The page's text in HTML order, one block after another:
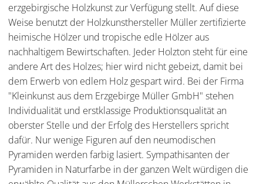
erzgebirgische Holzkunst zur Verfügung stellt. Auf diese
Weise benutzt der Holzkunsthersteller Müller zertifizierte
heimische Hölzer und tropische edle Hölzer aus
nachhaltigem Bewirtschaften. Jeder Holzton steht für eine
andere Art des Holzes; hier wird nicht gebeizt, damit bei
dem Erwerb von edlem Holz gespart wird. Bei der Firma
"Kleinkunst aus dem Erzgebirge Müller GmbH" stehen
Individualität und erstklassige Produktionsqualität an
oberster Stelle und der Erfolg des Herstellers spricht
dafür. Nur wenige Figuren auf den neumodischen
Pyramiden werden farbig lasiert. Sympathisanten der
Pyramiden in Naturfarbe in der ganzen Welt würdigen die